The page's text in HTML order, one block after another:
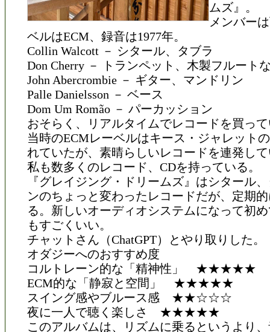
ムズ』。
メンバー
ベルはECM、録音は1977年。
Collin Walcott － シタール、タブラ
Don Cherry － トランペット、木製フルート
John Abercrombie － ギター、マンドリン
Palle Danielsson － ベース
Dom Um Romão － パーカッション
おそらく、リアルタイムでレコードを買っ
当時のECMレーベルはキース・ジャレット
れていたが、素晴らしいレコードを連発し
私も数多くのレコード、CDを持っている。
『グレイジング・ドリームズ』はシタール
ンのちょっと変わったレコードだが、定期
る。新しいオーディオシステムになって初
もすごくいい。
チャットさん（ChatGPT）とやり取りした。
オダジーへのおすすめ度
コルトレーン的な「精神性」 ★★★★★
ECM的な「静寂と空間」 ★★★★★
スイング感やブルース感 ★★☆☆☆
夜に一人で聴く楽しさ ★★★★★
このアルバムは、リズムに乗るというより